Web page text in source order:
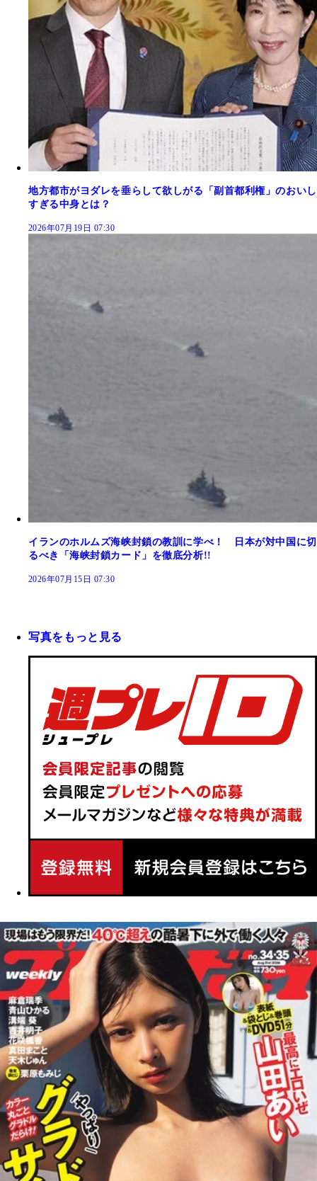
地方都市がヨダレを垂らして欲しがる「副首都利権」のおいし
すぎる中身とは？
2026年07月19日 07:30
イランのホルムズ海峡封鎖の教訓に学べ！ 日本が対中国に切
るべき「海峡封鎖カード」を徹底分析!!
2026年07月15日 07:30
写真をもっと見る